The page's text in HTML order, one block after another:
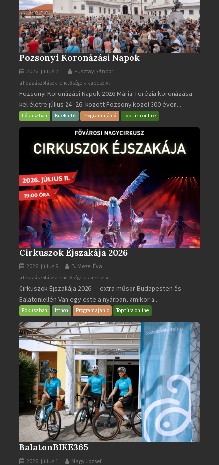
Pozsonyi Koronázási Napok
2026. július 21. Pusztay Sándor
Pozsonyi
Koronázási
Napok
bejegyzéshez
a hozzászólások lehetősége kikapcsolva
Pozsonyi Koronázási Napok 2026 Mária Terézia koronázása
kel életre július 24–26. között Pozsony közel 300 éven...
Fókuszban Kitekintő Programajánló Toptúra online
Cirkuszok Éjszakája 2026
2026. július 9. B. Mezei Éva
Cirkuszok
Éjszakája
2026
bejegyzéshez
a hozzászólások lehetősége kikapcsolva
Cirkuszok Éjszakája 2026 — extra műsor Budapesten és
Balatonlellén Van egy este a nyárban, amikor a...
Fókuszban Itthon Programajánló Toptúra online
BalatonBIKE365
2026. július 1. Nagy József